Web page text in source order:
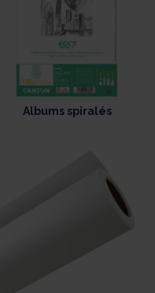
Albums spiralés